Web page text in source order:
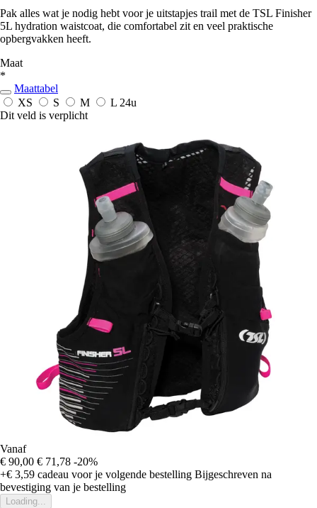
Pak alles wat je nodig hebt voor je uitstapjes trail met de TSL Finisher
5L hydration waistcoat, die comfortabel zit en veel praktische
opbergvakken heeft.
Maat
*
Maattabel
XS
S M L 24u
Dit veld is verplicht
Vanaf
€ 90,00 € 71,78 -20%
+€ 3,59 cadeau voor je volgende bestelling Bijgeschreven na
bevestiging van je bestelling
Loading...